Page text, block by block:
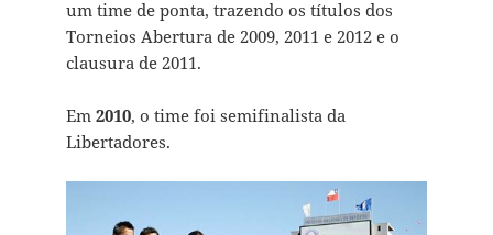
um time de ponta, trazendo os títulos dos
Torneios Abertura de 2009, 2011 e 2012 e o
clausura de 2011.
Em 2010, o time foi semifinalista da
Libertadores.